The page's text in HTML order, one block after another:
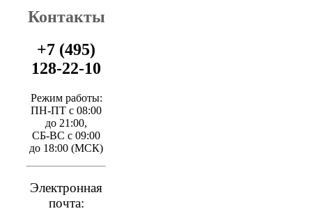
Контакты
+7 (495)
128-22-10
Режим работы:
ПН-ПТ с 08:00
до 21:00,
СБ-ВС с 09:00
до 18:00 (МСК)
Электронная
почта: